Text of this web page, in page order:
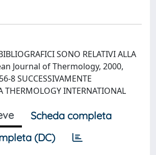
SONO RELATIVI ALLA
Journal of Thermology, 2000,
8 SUCCESSIVAMENTE
THERMOLOGY INTERNATIONAL
Scheda completa
(DC)